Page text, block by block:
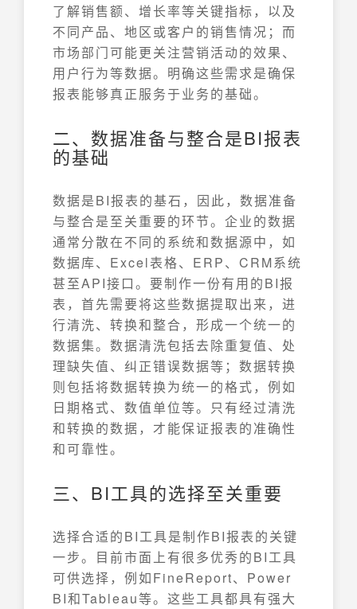
了解销售额、增长率等关键指标，以及
不同产品、地区或客户的销售情况；而
市场部门可能更关注营销活动的效果、
用户行为等数据。明确这些需求是确保
报表能够真正服务于业务的基础。
二、数据准备与整合是BI报表
的基础
数据是BI报表的基石，因此，数据准备
与整合是至关重要的环节。企业的数据
通常分散在不同的系统和数据源中，如
数据库、Excel表格、ERP、CRM系统
甚至API接口。要制作一份有用的BI报
表，首先需要将这些数据提取出来，进
行清洗、转换和整合，形成一个统一的
数据集。数据清洗包括去除重复值、处
理缺失值、纠正错误数据等；数据转换
则包括将数据转换为统一的格式，例如
日期格式、数值单位等。只有经过清洗
和转换的数据，才能保证报表的准确性
和可靠性。
三、BI工具的选择至关重要
选择合适的BI工具是制作BI报表的关键
一步。目前市面上有很多优秀的BI工具
可供选择，例如FineReport、Power
BI和Tableau等。这些工具都具有强大